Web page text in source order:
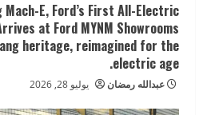
Mach-E, Ford’s First All-Electric
at Ford MYNM Showrooms
heritage, reimagined for the
electric age.
عبدالله رمضان يوليو 28, 2026